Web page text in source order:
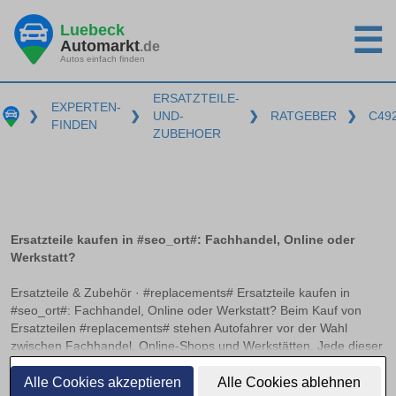
Alle Cookies akzeptieren Alle Cookies ablehnen
Luebeck
Automarkt.de
Autos einfach finden ☰
❯
EXPERTEN-
FINDEN
❯
ERSATZTEILE-
UND-
ZUBEHOER
❯ RATGEBER ❯
Ersatzteile kaufen in #seo_ort#: Fachhandel, Online oder
Werkstatt?
Ersatzteile & Zubehör · #replacements# Ersatzteile kaufen in
#seo_ort#: Fachhandel, Online oder Werkstatt? Beim Kauf von
Ersatzteilen #replacements# stehen Autofahrer vor der Wahl
zwischen Fachhandel, Online-Shops und Werkstätten. Jede dieser
Bezugsquellen hat ihre Vorzüge und Herausforderungen. Worauf
es beim Online-Kauf von Kfz-Teilen zu achten gilt und wann sich
weiterlesen